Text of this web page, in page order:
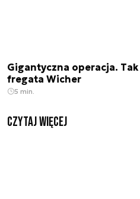
Gigantyczna operacja.
fregata Wicher
5 min.
czytaj więcej